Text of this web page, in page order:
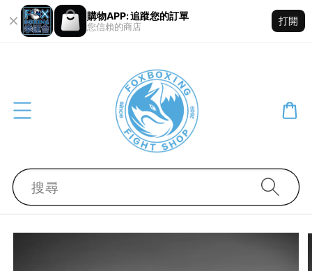
購物APP: 追蹤您的訂單
您信賴的商店
打開
搜尋